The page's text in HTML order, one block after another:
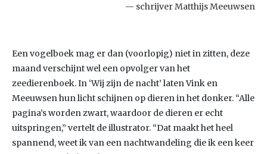
schrijver Matthijs Meeuwsen
Een vogelboek mag er dan (voorlopig) niet in zitten, deze
maand verschijnt wel een opvolger van het
zeedierenboek. In ‘Wij zijn de nacht’ laten Vink en
Meeuwsen hun licht schijnen op dieren in het donker. “Alle
pagina’s worden zwart, waardoor de dieren er echt
uitspringen,” vertelt de illustrator. “Dat maakt het heel
spannend, weet ik van een nachtwandeling die ik een keer